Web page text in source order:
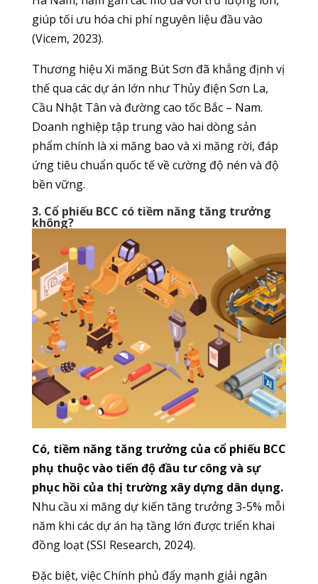
giúp tối ưu hóa chi phí nguyên liệu đầu vào
(Vicem, 2023).
Thương hiệu Xi măng Bút Sơn đã khẳng định vị
thế qua các dự án lớn như Thủy điện Sơn La,
Cầu Nhật Tân và đường cao tốc Bắc – Nam.
Doanh nghiệp tập trung vào hai dòng sản
phẩm chính là xi măng bao và xi măng rời, đáp
ứng tiêu chuẩn quốc tế về cường độ nén và độ
bền vững.
3. Cổ phiếu BCC có tiềm năng tăng trưởng
không?
Có, tiềm năng tăng trưởng của cổ phiếu BCC
phụ thuộc vào tiến độ đầu tư công và sự
phục hồi của thị trường xây dựng dân dụng.
Nhu cầu xi măng dự kiến tăng trưởng 3-5% mỗi
năm khi các dự án hạ tầng lớn được triển khai
đồng loạt (SSI Research, 2024).
Đặc biệt, việc Chính phủ đẩy mạnh giải ngân